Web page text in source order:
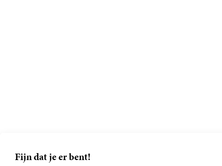
Fijn dat je er bent!